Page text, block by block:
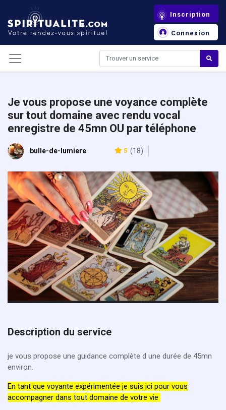
Inscription
Connexion
Je vous propose une voyance complète
sur tout domaine avec rendu vocal
enregistre de 45mn OU par téléphone
bulle-de-lumiere 5 (18)
Description du service
je vous propose une guidance complète d une durée de 45mn
environ.
En tant que voyante expérimentée je suis ici pour vous
accompagner dans tout domaine de votre vie